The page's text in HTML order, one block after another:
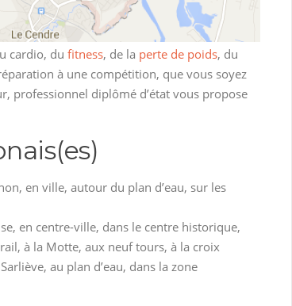
cardio, du fitness, de la perte de poids, du
à une compétition, que vous soyez
professionnel diplômé d’état vous propose
en ville, autour du plan d’eau, sur les
en centre-ville, dans le centre historique,
à la Motte, aux neuf tours, à la croix
au plan d’eau, dans la zone